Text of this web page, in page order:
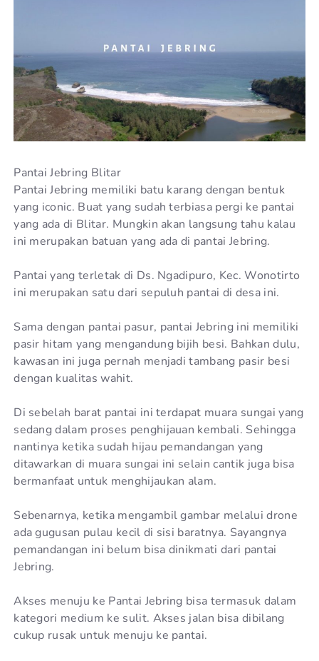
Pantai Jebring Blitar
Pantai Jebring memiliki batu karang dengan bentuk
yang iconic. Buat yang sudah terbiasa pergi ke pantai
yang ada di Blitar. Mungkin akan langsung tahu kalau
ini merupakan batuan yang ada di pantai Jebring.
Pantai yang terletak di Ds. Ngadipuro, Kec. Wonotirto
ini merupakan satu dari sepuluh pantai di desa ini.
Sama dengan pantai pasur, pantai Jebring ini memiliki
pasir hitam yang mengandung bijih besi. Bahkan dulu,
kawasan ini juga pernah menjadi tambang pasir besi
dengan kualitas wahit.
Di sebelah barat pantai ini terdapat muara sungai yang
sedang dalam proses penghijauan kembali. Sehingga
nantinya ketika sudah hijau pemandangan yang
ditawarkan di muara sungai ini selain cantik juga bisa
bermanfaat untuk menghijaukan alam.
Sebenarnya, ketika mengambil gambar melalui drone
ada gugusan pulau kecil di sisi baratnya. Sayangnya
pemandangan ini belum bisa dinikmati dari pantai
Jebring.
Akses menuju ke Pantai Jebring bisa termasuk dalam
kategori medium ke sulit. Akses jalan bisa dibilang
cukup rusak untuk menuju ke pantai.